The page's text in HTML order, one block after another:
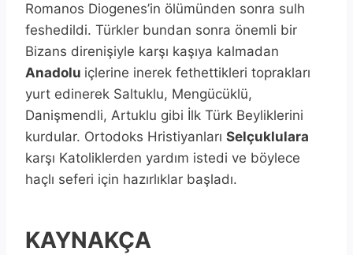
Romanos Diogenes’in ölümünden sonra sulh
feshedildi. Türkler bundan sonra önemli bir
Bizans direnişiyle karşı kaşıya kalmadan
Anadolu içlerine inerek fethettikleri toprakları
yurt edinerek Saltuklu, Mengücüklü,
Danişmendli, Artuklu gibi İlk Türk Beyliklerini
kurdular. Ortodoks Hristiyanları Selçuklulara
karşı Katoliklerden yardım istedi ve böylece
haçlı seferi için hazırlıklar başladı.
KAYNAKÇA